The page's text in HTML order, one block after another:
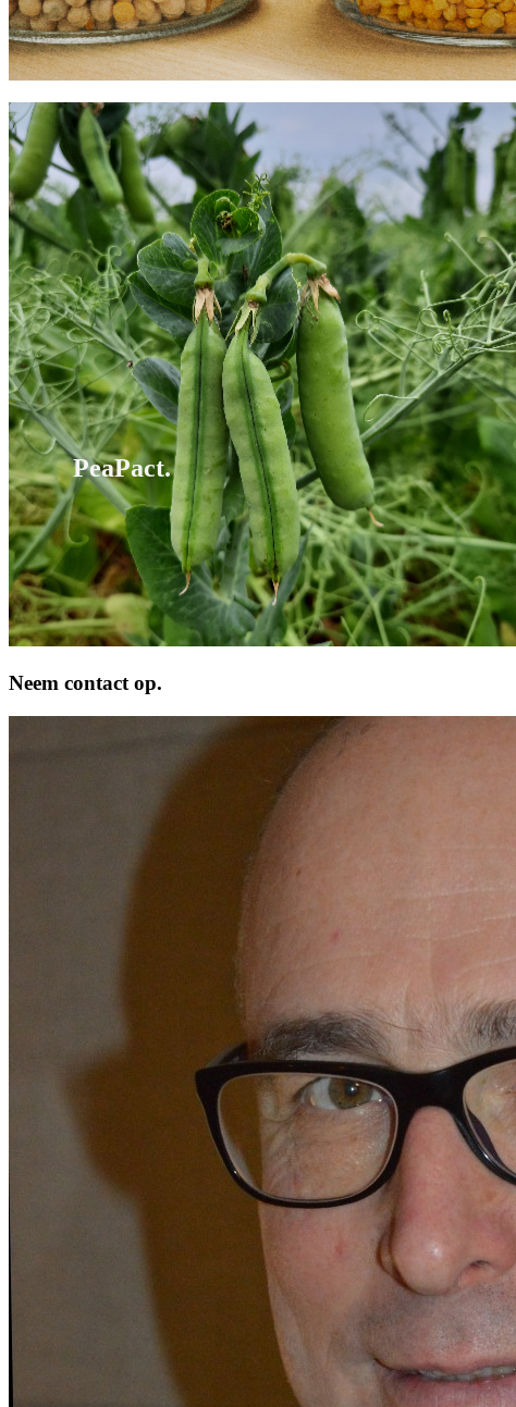
PeaPact.
Neem contact op.